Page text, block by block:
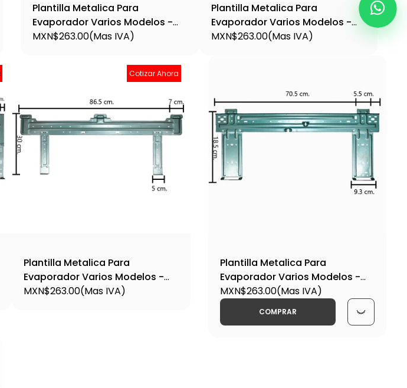
Plantilla Metalica Para
Evaporador Varios Modelos -
Plant6
MXN$263.00(Mas IVA)
Plantilla Metalica Para
Evaporador Varios Modelos -
Plant7
MXN$263.00(Mas IVA)
Cotizar Ahora
Plantilla Metalica Para
Evaporador Varios Modelos -
Plant9
MXN$263.00(Mas IVA)
Plantilla Metalica Para
Evaporador Varios Modelos -
Plant10
MXN$263.00(Mas IVA)
COMPRAR